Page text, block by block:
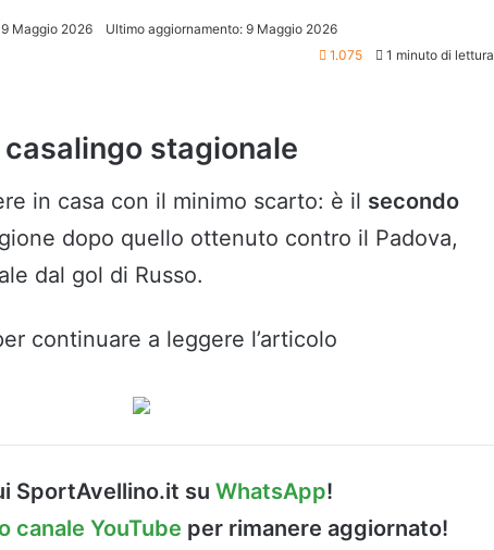
9 Maggio 2026
Ultimo aggiornamento: 9 Maggio 2026
1.075
1 minuto di lettura
casalingo stagionale
in casa con il minimo scarto: è il secondo
dopo quello ottenuto contro il Padova,
dal gol di Russo.
continuare a leggere l’articolo
SportAvellino.it su WhatsApp!
canale YouTube per rimanere aggiornato!